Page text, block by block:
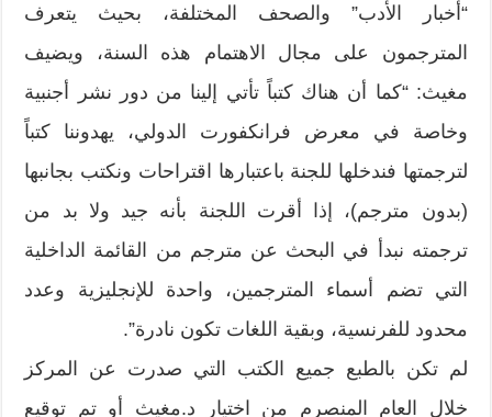
“‬أخبار الأدب‮” ‬والصحف المختلفة،‮ ‬بحيث يتعرف
المترجمون على مجال الاهتمام هذه السنة،‮ ‬ويضيف
مغيث‮: “‬كما أن هناك كتباً‮ ‬تأتي إلينا من دور نشر أجنبية
وخاصة في معرض فرانكفورت الدولي،‮ ‬يهدوننا كتباً‮
‬لترجمتها فندخلها للجنة باعتبارها اقتراحات ونكتب بجانبها‮
(‬بدون مترجم‮)‬،‮ ‬إذا أقرت اللجنة بأنه جيد ولا بد من
ترجمته نبدأ في البحث عن مترجم من القائمة الداخلية
التي تضم أسماء المترجمين،‮ ‬واحدة للإنجليزية وعدد
محدود للفرنسية،‮ ‬وبقية اللغات تكون نادرة‮”.‬
لم تكن بالطبع جميع الكتب التي صدرت عن المركز
خلال العام المنصرم من اختيار د.مغيث أو تم توقيع